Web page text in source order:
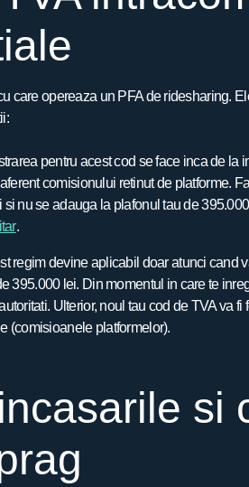
care opereaza un PFA de ridesharing.
pentru acest cod se face inca de la
comisionului retinut de platforme.
nu se adauga la plafonul tau de
.
regim devine aplicabil doar atunci cand
395.000 lei. Din momentul in care te
Ulterior, noul tau cod de TVA va
(comisioanele platformelor).
si